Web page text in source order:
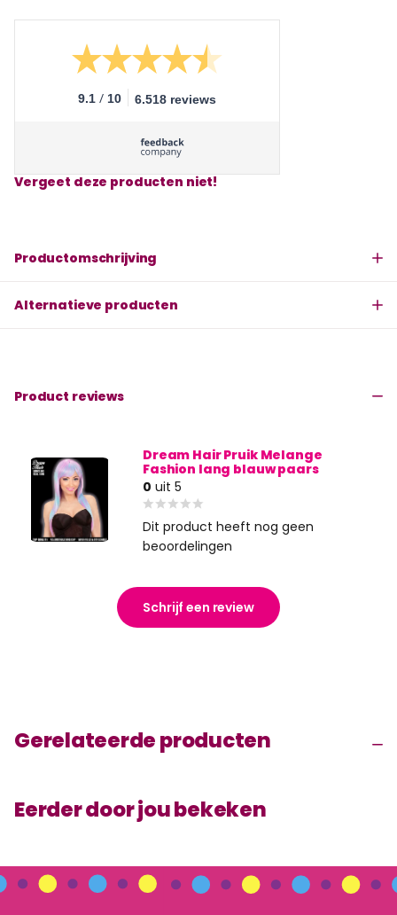
9.1 / 10 6.518 reviews
Vergeet deze producten niet!
Productomschrijving
Alternatieve producten
Product reviews
Dream Hair Pruik Melange
Fashion lang blauw paars
0 uit 5
Dit product heeft nog geen
beoordelingen
Schrijf een review
Gerelateerde producten
Eerder door jou bekeken